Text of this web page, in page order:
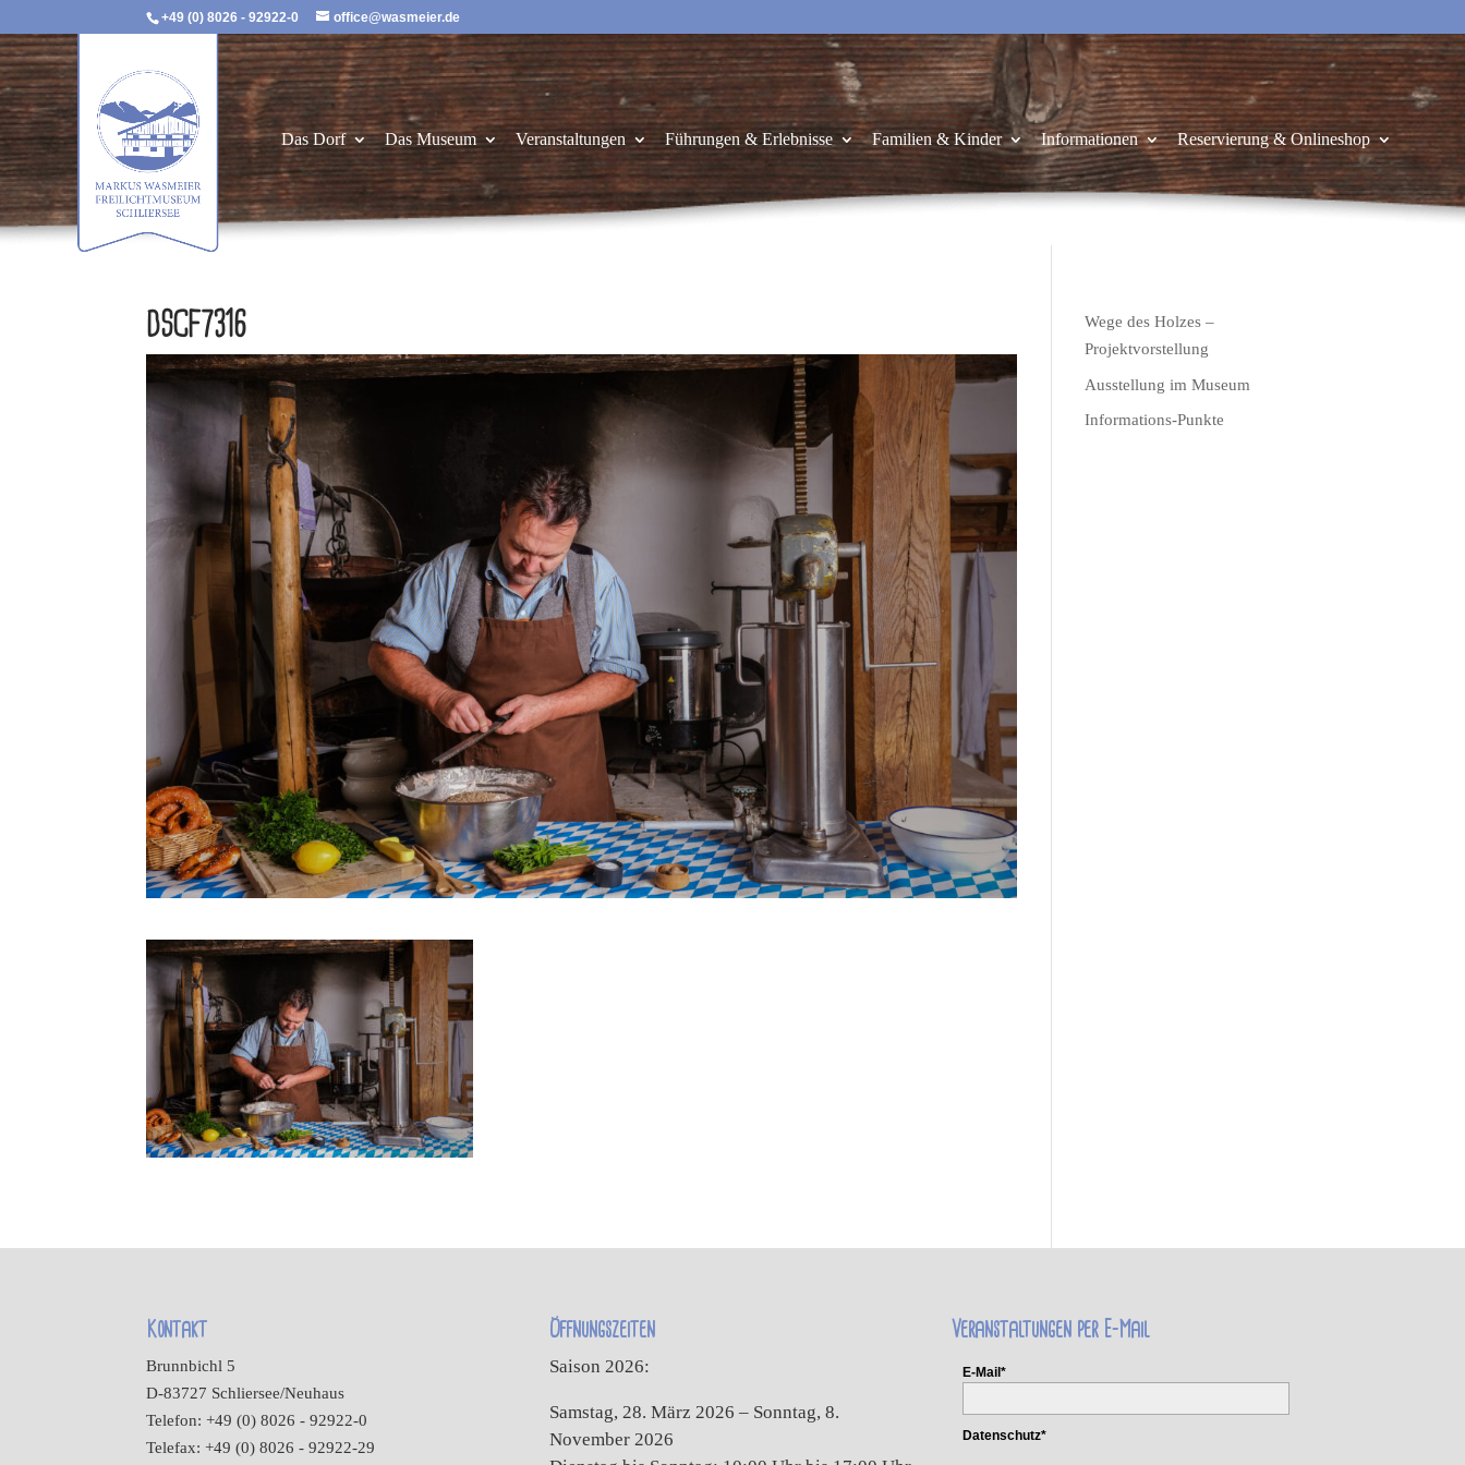
+49 (0) 8026 - 92922-0 office@wasmeier.de
Das Dorf Das Museum Veranstaltungen Führungen & Erlebnisse Familien & Kinder Informationen Reservierung & Onlineshop
DSCF7316
Wege des Holzes –
Projektvorstellung
Ausstellung im Museum
Informations-Punkte
Kontakt
Brunnbichl 5
D-83727 Schliersee/Neuhaus
Telefon: +49 (0) 8026 - 92922-0
Telefax: +49 (0) 8026 - 92922-29
Öffnungszeiten
Saison 2026:
Samstag, 28. März 2026 – Sonntag, 8.
November 2026
Veranstaltungen per E-Mail
E-Mail*
Datenschutz*